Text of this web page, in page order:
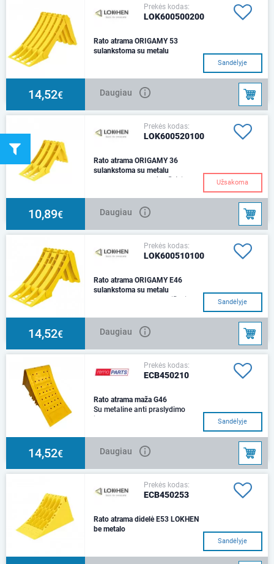
Prekės kodas:
LOK600500200
Rato atrama ORIGAMY 53
sulankstoma su metalu
Sandėlyje
14,52€ Daugiau
Prekės kodas:
LOK600520100
Rato atrama ORIGAMY 36
sulankstoma su metalu
320x120x151 mm (maža)tinka
priekabai...
Užsakoma
10,89€ Daugiau
Prekės kodas:
LOK600510100
Rato atrama ORIGAMY E46
sulankstoma su metalu
380x160x190 Kompaktiškai
sulankstyti viena ant kitos iki
vos 6,3 cm ..
Sandėlyje
14,52€ Daugiau
Prekės kodas:
ECB450210
Rato atrama maža G46
Su metaline anti praslydimo
juosta.
Sandėlyje
14,52€ Daugiau
Prekės kodas:
ECB450253
Rato atrama didelė E53 LOKHEN
be metalo
Sandėlyje